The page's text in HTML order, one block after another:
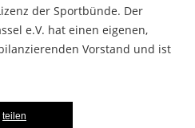
der Sportbünde. Der
e.V. hat einen eigenen,
Vorstand und ist
teilen